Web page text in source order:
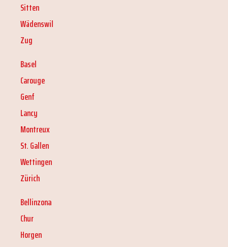
Sitten
Wädenswil
Zug
Basel
Carouge
Genf
Lancy
Montreux
St. Gallen
Wettingen
Zürich
Bellinzona
Chur
Horgen